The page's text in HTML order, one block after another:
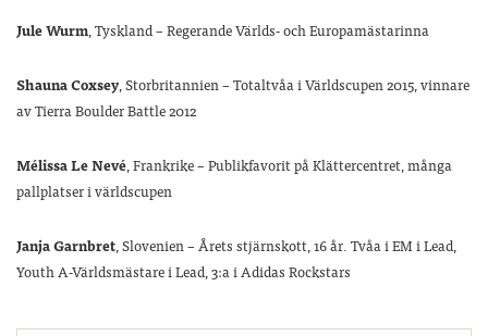
Jule Wurm, Tyskland – Regerande Världs- och Europamästarinna
Shauna Coxsey, Storbritannien – Totaltvåa i Världscupen 2015, vinnare
av Tierra Boulder Battle 2012
Mélissa LeNevé, Frankrike– Publikfavorit på Klättercentret, många
pallplatser i världscupen
Janja Garnbret, Slovenien – Årets stjärnskott, 16 år. Tvåa i EM i Lead,
Youth A-Världsmästare i Lead, 3:a i Adidas Rockstars